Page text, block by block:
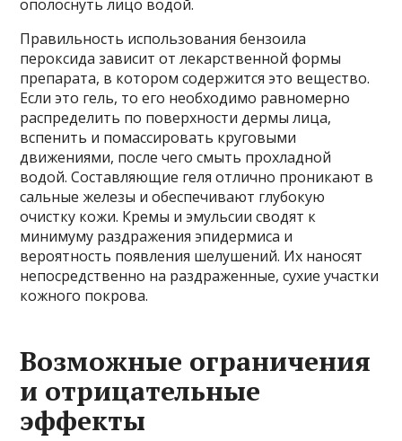
ополоснуть лицо водой.
Правильность использования бензоила
пероксида зависит от лекарственной формы
препарата, в котором содержится это вещество.
Если это гель, то его необходимо равномерно
распределить по поверхности дермы лица,
вспенить и помассировать круговыми
движениями, после чего смыть прохладной
водой. Составляющие геля отлично проникают в
сальные железы и обеспечивают глубокую
очистку кожи. Кремы и эмульсии сводят к
минимуму раздражения эпидермиса и
вероятность появления шелушений. Их наносят
непосредственно на раздраженные, сухие участки
кожного покрова.
Возможные ограничения
и отрицательные
эффекты